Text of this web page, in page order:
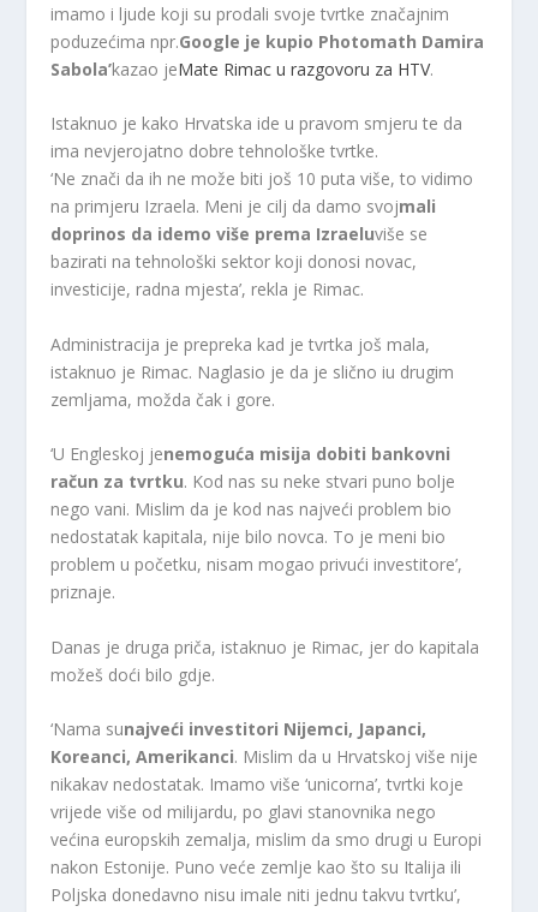
imamo i ljude koji su prodali svoje tvrtke značajnim
poduzećima npr.Google je kupio Photomath Damira
Sabola’kazao jeMate Rimac u razgovoru za HTV.
Istaknuo je kako Hrvatska ide u pravom smjeru te da
ima nevjerojatno dobre tehnološke tvrtke.
‘Ne znači da ih ne može biti još 10 puta više, to vidimo
na primjeru Izraela. Meni je cilj da damo svojmali
doprinos da idemo više prema Izraeluviše se
bazirati na tehnološki sektor koji donosi novac,
investicije, radna mjesta’, rekla je Rimac.
Administracija je prepreka kad je tvrtka još mala,
istaknuo je Rimac. Naglasio je da je slično iu drugim
zemljama, možda čak i gore.
‘U Engleskoj jenemoguća misija dobiti bankovni
račun za tvrtku. Kod nas su neke stvari puno bolje
nego vani. Mislim da je kod nas najveći problem bio
nedostatak kapitala, nije bilo novca. To je meni bio
problem u početku, nisam mogao privući investitore’,
priznaje.
Danas je druga priča, istaknuo je Rimac, jer do kapitala
možeš doći bilo gdje.
‘Nama sunajveći investitori Nijemci, Japanci,
Koreanci, Amerikanci. Mislim da u Hrvatskoj više nije
nikakav nedostatak. Imamo više ‘unicorna’, tvrtki koje
vrijede više od milijardu, po glavi stanovnika nego
većina europskih zemalja, mislim da smo drugi u Europi
nakon Estonije. Puno veće zemlje kao što su Italija ili
Poljska donedavno nisu imale niti jednu takvu tvrtku’,